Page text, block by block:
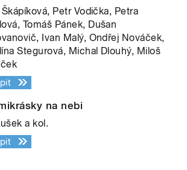
Petr Vodička, Petra
Tomáš Pánek, Dušan
Ivan Malý, Ondřej Nováček,
Stegurová, Michal Dlouhý, Miloš
na nebi
a kol.